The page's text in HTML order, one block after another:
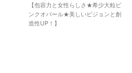
【包容力と女性らしさ★希少大粒ピ
ンクオパール★美しいビジョンと創
造性UP！】